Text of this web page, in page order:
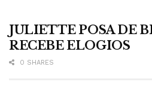
JULIETTE POSA DE
RECEBE ELOGIOS
0 SHARES